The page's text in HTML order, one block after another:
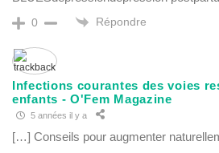
0 Répondre
Infections courantes des voies
enfants - O'Fem Magazine
5 années il y a
[…] Conseils pour augmenter